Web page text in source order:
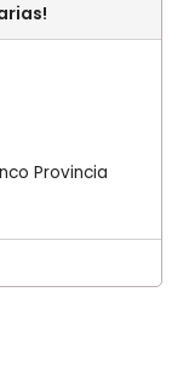
Provincia